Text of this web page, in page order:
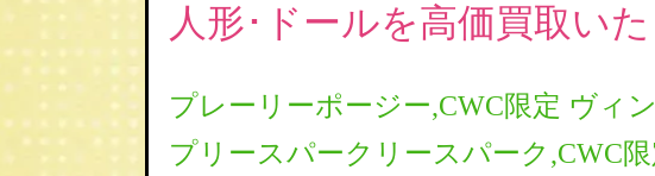
人形･ドールを高価買取いた
プレーリーポージー,CWC限定 ヴィ
プリースパークリースパーク,CWC